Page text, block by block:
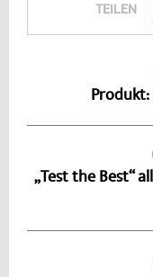
TEILEN
„Test the Best“